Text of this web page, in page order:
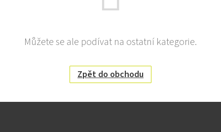
Můžete se ale podívat na ostatní kategorie.
Zpět do obchodu
Z